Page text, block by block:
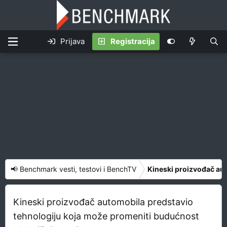
Prijava Registracija
📢 Benchmark vesti, testovi i BenchTV Kineski proizvođač
Kineski proizvođač automobila predstavio
tehnologiju koja može promeniti budućnost